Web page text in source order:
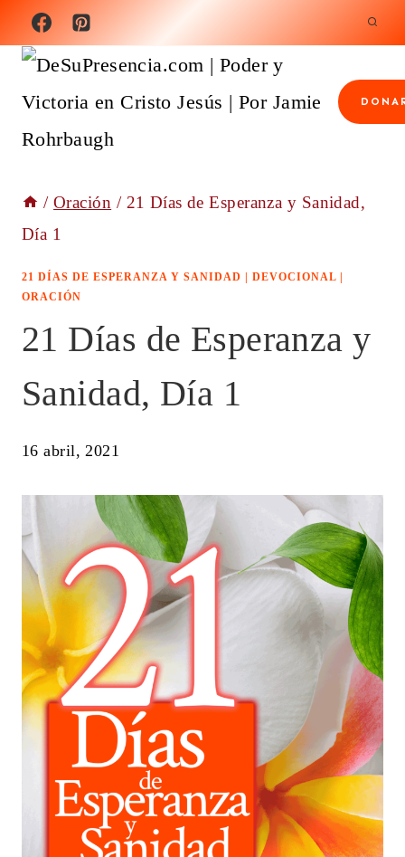
Saltar
contenido
/ Oración / 21 Días de Esperanza y Sanidad,
Día 1
21 DÍAS DE ESPERANZA Y SANIDAD | DEVOCIONAL |
ORACIÓN
21 Días de Esperanza y
Sanidad, Día 1
16 abril, 2021